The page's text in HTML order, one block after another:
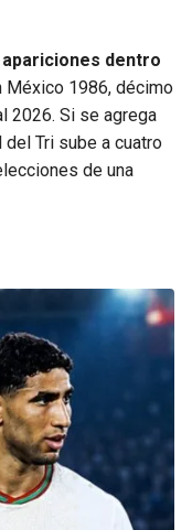
dentro
México 1986, décimo
2026. Si se agrega
Tri sube a cuatro
de una